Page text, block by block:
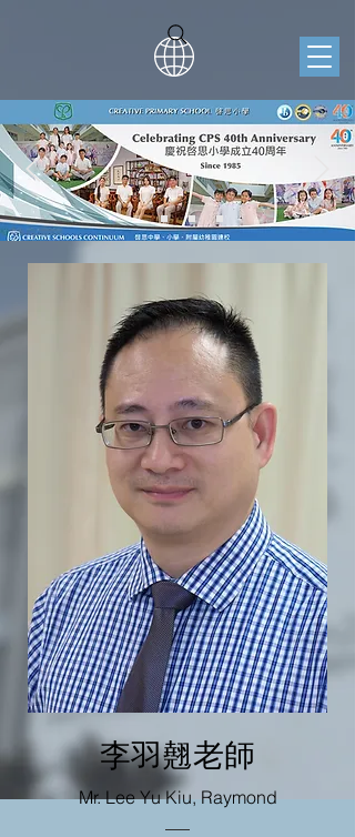
李羽翹老師
Mr. Lee Yu Kiu, Raymond